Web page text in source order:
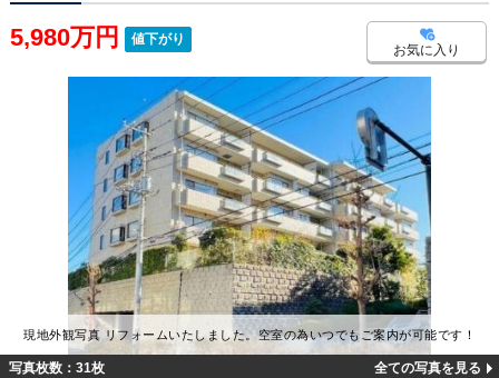
5,980万円 値下がり
お気に入り
現地外観写真 リフォームいたしました。空室の為いつでもご案内が可能です！
写真枚数：31枚 全ての写真を見る